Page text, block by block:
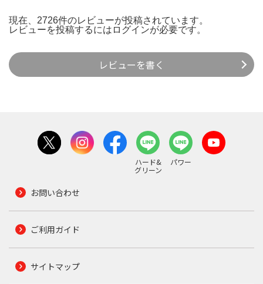
現在、2726件のレビューが投稿されています。
レビューを投稿するには ログインが必要です。
レビューを書く
ハード&
グリーン
パワー
お問い合わせ
ご利用ガイド
サイトマップ